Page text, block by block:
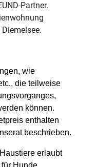
Partner.
wie
die teilweise
können.
enthalten
beschrieben.
erlaubt
Hunde.